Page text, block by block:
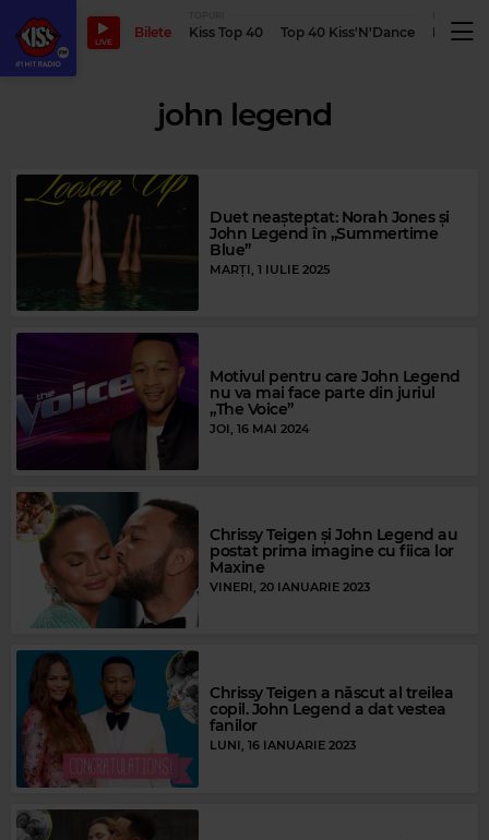
LIVE
Bilete Kiss Top 40 Top 40 Kiss'N'Dance
john legend
Duet neașteptat: Norah Jones și
John Legend în „Summertime
Blue”
MARȚI, 1 IULIE 2025
Motivul pentru care John Legend
nu va mai face parte din juriul
„The Voice”
JOI, 16 MAI 2024
Chrissy Teigen și John Legend au
postat prima imagine cu fiica lor
Maxine
VINERI, 20 IANUARIE 2023
Chrissy Teigen a născut al treilea
copil. John Legend a dat vestea
fanilor
LUNI, 16 IANUARIE 2023